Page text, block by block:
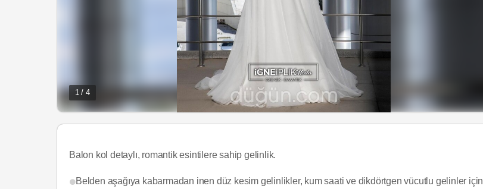
1 / 4
Balon kol detaylı, romantik esintilere sahip gelinlik.
Belden aşağıya kabarmadan inen düz kesim gelinlikler, kum saati ve dikdörtgen vücutlu gelinler için